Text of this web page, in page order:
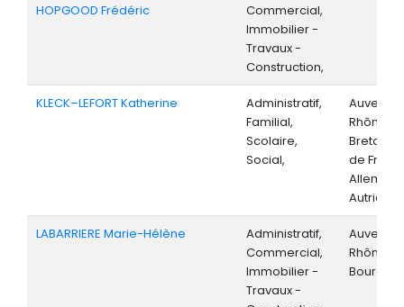
HOPGOOD Frédéric
Commercial,
Immobilier -
Travaux -
Construction,
KLECK–LEFORT Katherine
Administratif,
Familial,
Scolaire,
Social,
Rhône-
de
Autriche,
LABARRIERE Marie-Hélène
Administratif,
Commercial,
Immobilier -
Travaux -
Rhône-